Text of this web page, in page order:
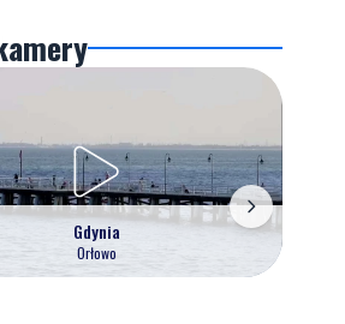
Gdynia
Orłowo